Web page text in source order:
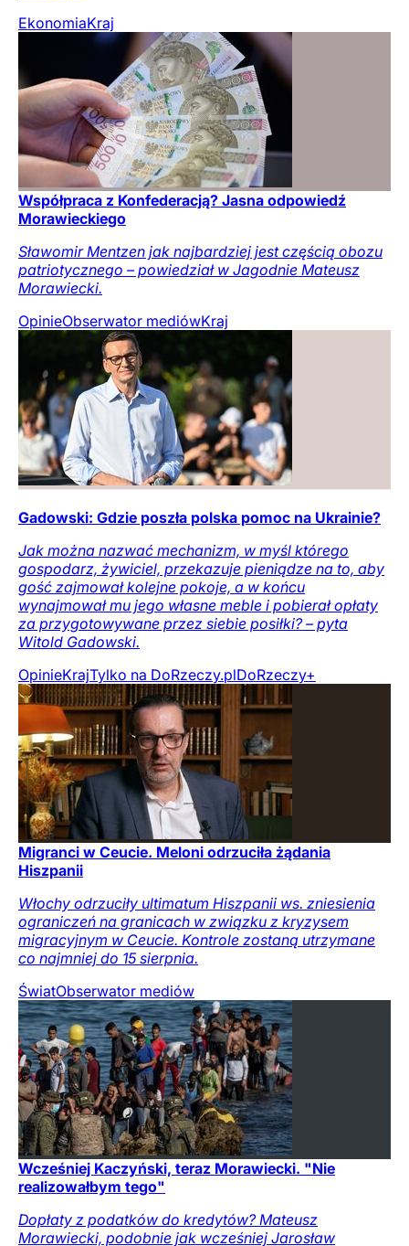
EkonomiaKraj
Współpraca z Konfederacją? Jasna odpowiedź
Morawieckiego
Sławomir Mentzen jak najbardziej jest częścią obozu
patriotycznego – powiedział w Jagodnie Mateusz
Morawiecki.
OpinieObserwator mediówKraj
Gadowski: Gdzie poszła polska pomoc na Ukrainie?
Jak można nazwać mechanizm, w myśl którego
gospodarz, żywiciel, przekazuje pieniądze na to, aby
gość zajmował kolejne pokoje, a w końcu
wynajmował mu jego własne meble i pobierał opłaty
za przygotowywane przez siebie posiłki? – pyta
Witold Gadowski.
OpinieKrajTylko na DoRzeczy.plDoRzeczy+
Migranci w Ceucie. Meloni odrzuciła żądania
Hiszpanii
Włochy odrzuciły ultimatum Hiszpanii ws. zniesienia
ograniczeń na granicach w związku z kryzysem
migracyjnym w Ceucie. Kontrole zostaną utrzymane
co najmniej do 15 sierpnia.
ŚwiatObserwator mediów
Wcześniej Kaczyński, teraz Morawiecki. "Nie
realizowałbym tego"
Dopłaty z podatków do kredytów? Mateusz
Morawiecki, podobnie jak wcześniej Jarosław